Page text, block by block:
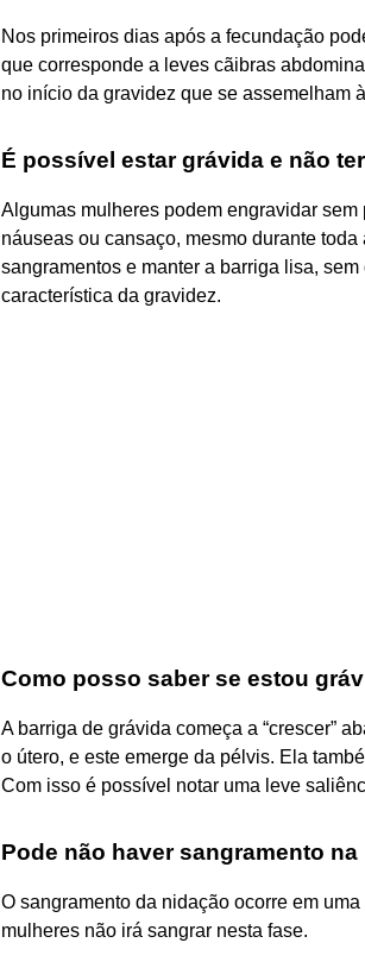
Nos primeiros dias após a fecundação
que corresponde a leves cãibras
no início da gravidez que se assemelham
É possível estar grávida e não
Algumas mulheres podem engravidar
náuseas ou cansaço, mesmo durante
sangramentos e manter a barriga lisa,
característica da gravidez.
Como posso saber se estou
A barriga de grávida começa a “crescer”
o útero, e este emerge da pélvis. Ela
Com isso é possível notar uma leve
Pode não haver sangramento
O sangramento da nidação ocorre em
mulheres não irá sangrar nesta fase.